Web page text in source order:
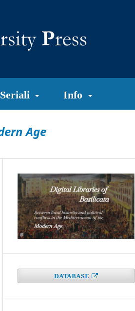
Seriali Info
Age
DATABASE